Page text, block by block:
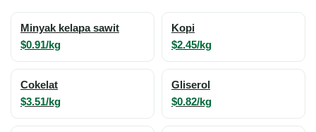
Minyak kelapa sawit
$0.91/kg
Kopi
$2.45/kg
Cokelat
$3.51/kg
Gliserol
$0.82/kg